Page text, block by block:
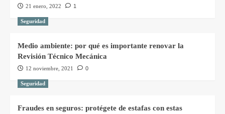
21 enero, 2022 1
Seguridad
Medio ambiente: por qué es importante renovar la
Revisión Técnico Mecánica
12 noviembre, 2021 0
Seguridad
Fraudes en seguros: protégete de estafas con estas